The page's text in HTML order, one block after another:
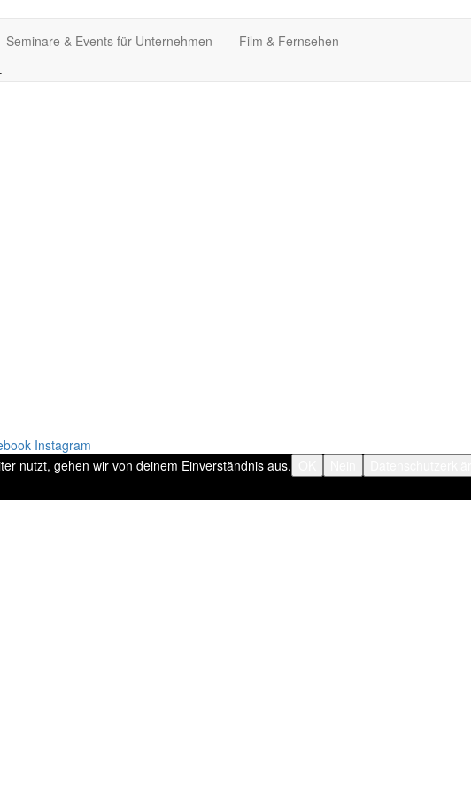
Seminare & Events für Unternehmen Film & Fernsehen
Instagram
nutzt, gehen wir von deinem Einverständnis aus.